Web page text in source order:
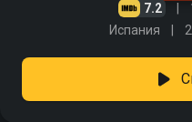
7.2
Испания